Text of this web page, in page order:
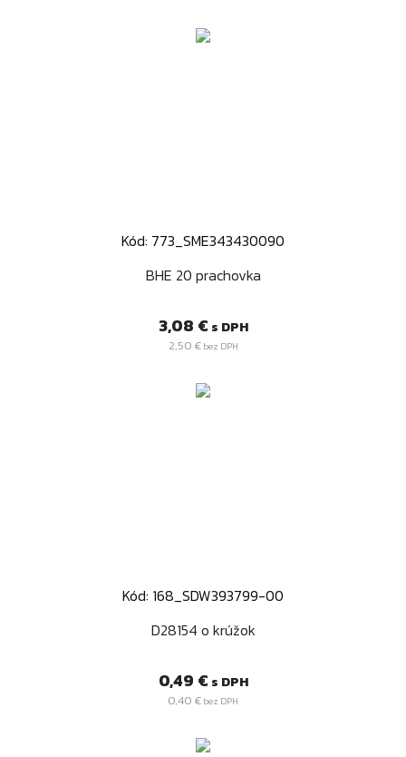
Kód: 773_SME343430090
BHE 20 prachovka
Cena
3,08 € s DPH
2,50 €bez DPH
Kód: 168_SDW393799-00
D28154 o krúžok
Cena
0,49 € s DPH
0,40 € bez DPH